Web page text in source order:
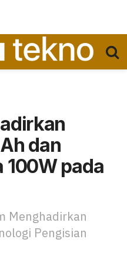
dan
100W pada
Menghadirkan
Pengisian